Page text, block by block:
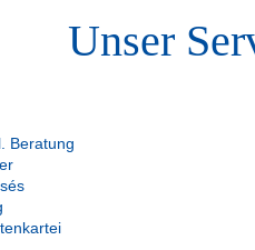
Unser
Beratung